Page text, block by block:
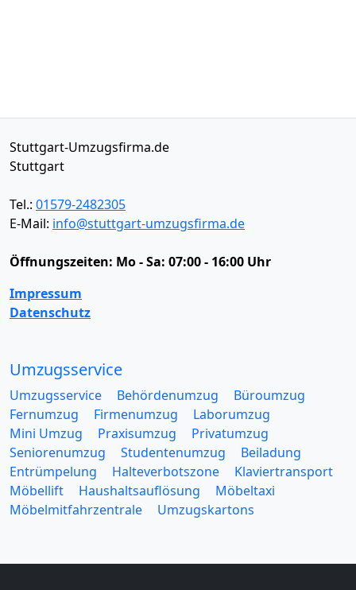
Stuttgart-Umzugsfirma.de
Stuttgart
Tel.: 01579-2482305
E-Mail: info@stuttgart-umzugsfirma.de
Öffnungszeiten: Mo - Sa: 07:00 - 16:00 Uhr
Impressum
Datenschutz
Umzugsservice
Umzugsservice Behördenumzug
Büroumzug
Fernumzug
Firmenumzug
Laborumzug
Mini Umzug
Praxisumzug
Privatumzug
Seniorenumzug
Studentenumzug
Beiladung
Entrümpelung
Halteverbotszone
Klaviertransport
Möbellift
Haushaltsauflösung
Möbeltaxi
Möbelmitfahrzentrale
Umzugskartons